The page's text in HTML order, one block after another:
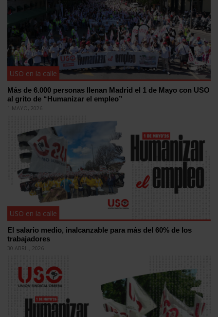
USO en la calle
Más de 6.000 personas llenan Madrid el 1 de Mayo con USO
al grito de “Humanizar el empleo”
1 MAYO, 2026
USO en la calle
El salario medio, inalcanzable para más del 60% de los
trabajadores
30 ABRIL, 2026